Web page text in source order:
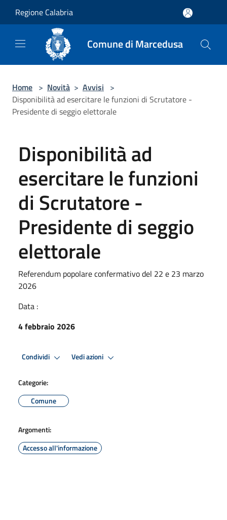
Regione Calabria
Comune di Marcedusa
Home > Novità > Avvisi >
Disponibilità ad esercitare le funzioni di Scrutatore -
Presidente di seggio elettorale
Disponibilità ad
esercitare le funzioni
di Scrutatore -
Presidente di seggio
elettorale
Referendum popolare confermativo del 22 e 23 marzo
2026
Data :
4 febbraio 2026
Condividi Vedi azioni
Categorie:
Comune
Argomenti:
Accesso all'informazione